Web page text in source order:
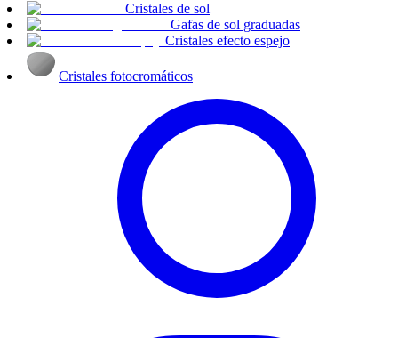
Cristales de sol
Gafas de sol graduadas
Cristales efecto espejo
Cristales fotocromáticos